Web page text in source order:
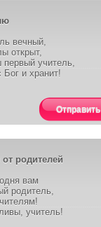
вечный,
открыт,
учитель,
и хранит!
Отправить
родителей
вам
родитель,
учитель!